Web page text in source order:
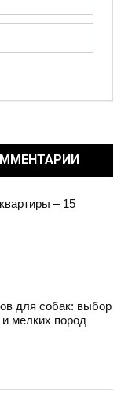
– 15
для собак: выбор
мелких пород